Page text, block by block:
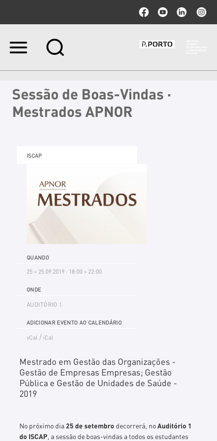
Ir
Ir
para
navegação
Sessão de Boas-Vindas ·
Mestrados APNOR
ISCAP
QUANDO
25 > 25.09.2019 · 18:00 > 22:00
ONDE
AUDITÓRIO 1
ADICIONAR EVENTO AO CALENDÁRIO
vCal / iCal
Mestrado em Gestão das Organizações -
Gestão de Empresas Empresas; Gestão
Pública e Gestão de Unidades de Saúde -
2019
No próximo dia25 de setembro decorrerá, noAuditório 1
do ISCAP, a sessão de boas-vindas a todos os estudantes